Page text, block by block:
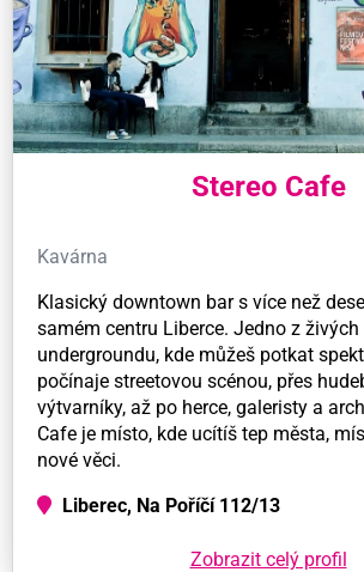
Stereo Cafe
Kavárna
Klasický downtown bar s více než
samém centru Liberce. Jedno z
undergroundu, kde můžeš potkat
počínaje streetovou scénou, přes
výtvarníky, až po herce, galeristy a
Cafe je místo, kde ucítíš tep města,
nové věci.
Liberec, Na Poříčí 112/13
Zobrazit celý profil